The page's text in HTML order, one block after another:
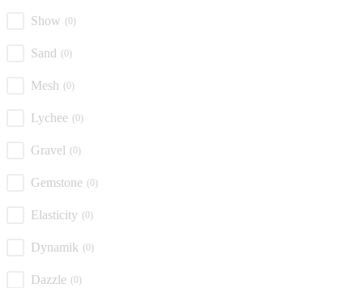
Show (0)
Sand (0)
Mesh (0)
Lychee (0)
Gravel (0)
Gemstone (0)
Elasticity (0)
Dynamik (0)
Dazzle (0)